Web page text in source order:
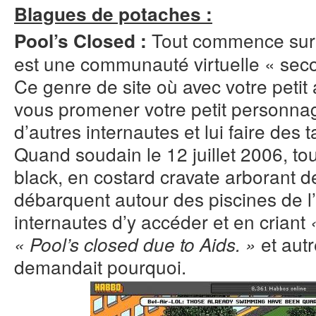
Blagues de potaches :
Pool’s Closed : Tout commence
est une communauté virtuelle «
Ce genre de site où avec votre
vous promener votre petit
d’autres internautes et lui faire des
Quand soudain le 12 juillet 2006,
black, en costard cravate arborant
débarquent autour des piscines de
internautes d’y accéder et en criant
« Pool’s closed due to Aids. » et
demandait pourquoi.